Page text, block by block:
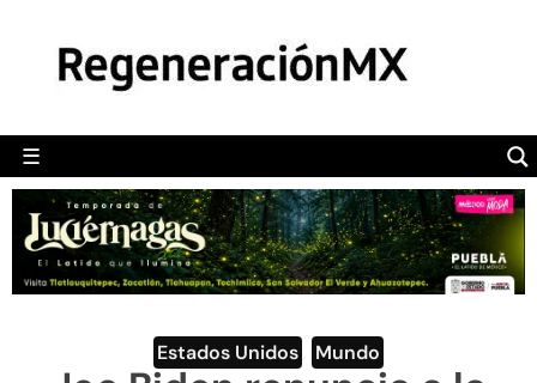
☰
POLÍTICA
CAMALEÓN
OPINIÓN
DEPORTES
ENGLISH SECTION
Estados Unidos Mundo